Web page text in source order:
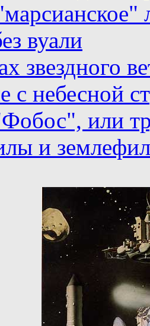
вуали
звездного
с небесной
или
и